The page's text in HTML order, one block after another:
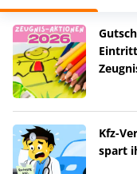
Kfz-
spart